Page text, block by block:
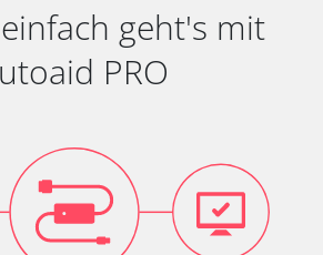
geht's mit
PRO